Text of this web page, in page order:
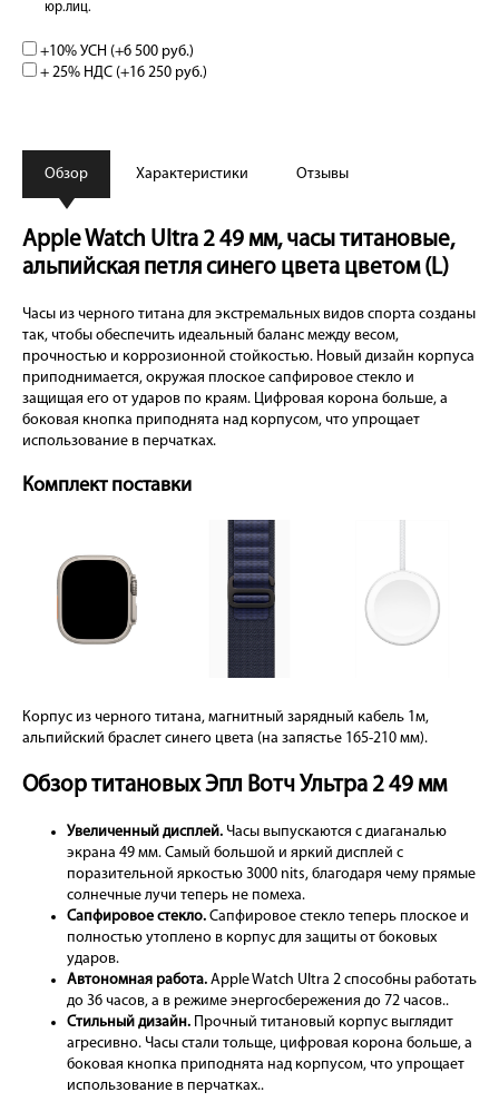
юр.лиц.
+10% УСН (+6 500 руб.)
+ 25% НДС (+16 250 руб.)
Обзор Характеристики Отзывы
Apple Watch Ultra 2 49 мм, часы титановые,
альпийская петля синего цвета цветом (L)
Часы из черного титана для экстремальных видов спорта созданы
так, чтобы обеспечить идеальный баланс между весом,
прочностью и коррозионной стойкостью. Новый дизайн корпуса
приподнимается, окружая плоское сапфировое стекло и
защищая его от ударов по краям. Цифровая корона больше, а
боковая кнопка приподнята над корпусом, что упрощает
использование в перчатках.
Комплект поставки
Корпус из черного титана, магнитный зарядный кабель 1м,
альпийский браслет синего цвета (на запястье 165-210 мм).
Обзор титановых Эпл Вотч Ультра 2 49 мм
Увеличенный дисплей. Часы выпускаются с диаганалью
экрана 49 мм. Самый большой и яркий дисплей с
поразительной яркостью 3000 nits, благодаря чему прямые
солнечные лучи теперь не помеха.
Сапфировое стекло. Сапфировое стекло теперь плоское и
полностью утоплено в корпус для защиты от боковых
ударов.
Автономная работа. Apple Watch Ultra 2 способны работать
до 36 часов, а в режиме энергосбережения до 72 часов..
Стильный дизайн. Прочный титановый корпус выглядит
агресивно. Часы стали тольще, цифровая корона больше, а
боковая кнопка приподнята над корпусом, что упрощает
использование в перчатках..